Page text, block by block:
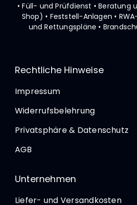
• Füll- und Prüfdienst • Beratung
Shop) • Feststell-Anlagen •
und Rettungspläne •
Rechtliche Hinweise
Impressum
Widerrufsbelehrung
Privatsphäre & Datenschutz
AGB
Unternehmen
Liefer- und Versandkosten